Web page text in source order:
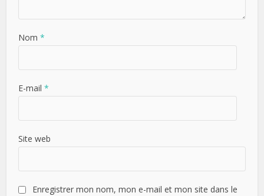
Nom*
E-mail*
Site web
Enregistrer mon nom, mon e-mail et mon site dans le